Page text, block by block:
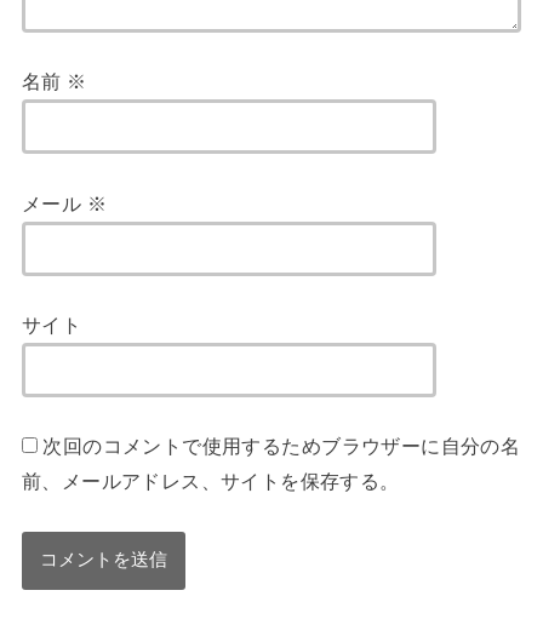
名前 ※
メール ※
サイト
次回のコメントで使用するためブラウザーに自分の名
前、メールアドレス、サイトを保存する。